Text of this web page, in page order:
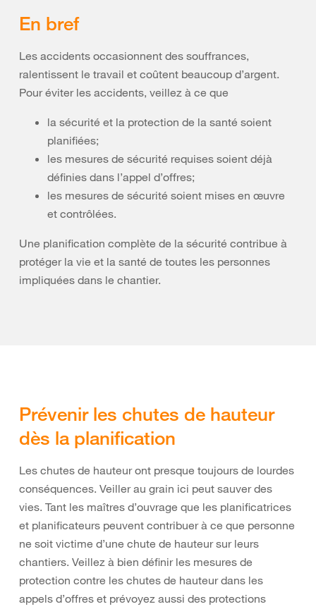
En bref
Les accidents occasionnent des souffrances,
ralentissent le travail et coûtent beaucoup d’argent.
Pour éviter les accidents, veillez à ce que
la sécurité et la protection de la santé soient
planifiées;
les mesures de sécurité requises soient déjà
définies dans l’appel d’offres;
les mesures de sécurité soient mises en œuvre
et contrôlées.
Une planification complète de la sécurité contribue à
protéger la vie et la santé de toutes les personnes
impliquées dans le chantier.
Prévenir les chutes de hauteur
dès la planification
Les chutes de hauteur ont presque toujours de lourdes
conséquences. Veiller au grain ici peut sauver des
vies. Tant les maîtres d’ouvrage que les planificatrices
et planificateurs peuvent contribuer à ce que personne
ne soit victime d’une chute de hauteur sur leurs
chantiers. Veillez à bien définir les mesures de
protection contre les chutes de hauteur dans les
appels d’offres et prévoyez aussi des protections